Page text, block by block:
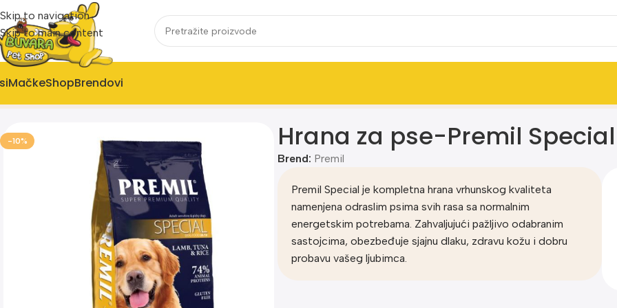
Skip to navigation
Skip to main content
MačkeShopBrendovi
Proizvod
-10% Hrana za pse-Premil Special
Brend: Premil
Premil Special je kompletna hrana vrhunskog kvaliteta
namenjena odraslim psima svih rasa sa normalnim
energetskim potrebama. Zahvaljujući pažljivo odabranim
sastojcima, obezbeđuje sjajnu dlaku, zdravu kožu i dobru
probavu vašeg ljubimca.